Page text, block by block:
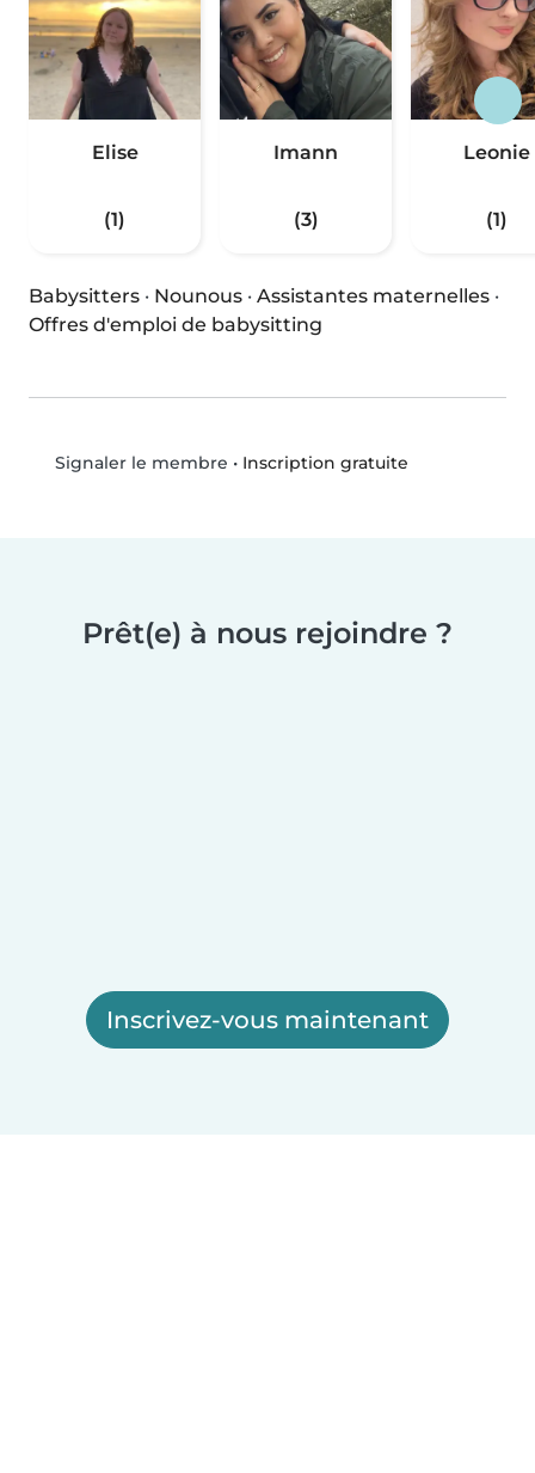
Elise
(1)
Imann
(3)
Leonie
(1)
Babysitters · Nounous · Assistantes maternelles ·
Offres d'emploi de babysitting
Signaler le membre • Inscription gratuite
Prêt(e) à nous rejoindre ?
Inscrivez-vous maintenant